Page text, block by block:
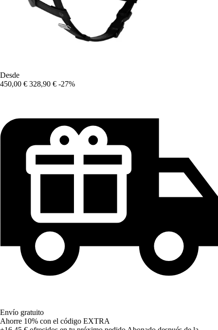
Desde
450,00 € 328,90 € -27%
Envío gratuito
Ahorre 10% con el código EXTRA